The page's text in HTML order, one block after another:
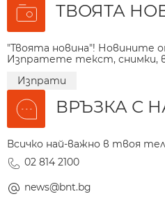
ТВОЯТА
"Твоята новина"! Новините
Изпратете текст, снимки,
Изпрати
ВРЪЗКА С
Всичко най-важно в твоя
02 814 2100
news@bnt.bg